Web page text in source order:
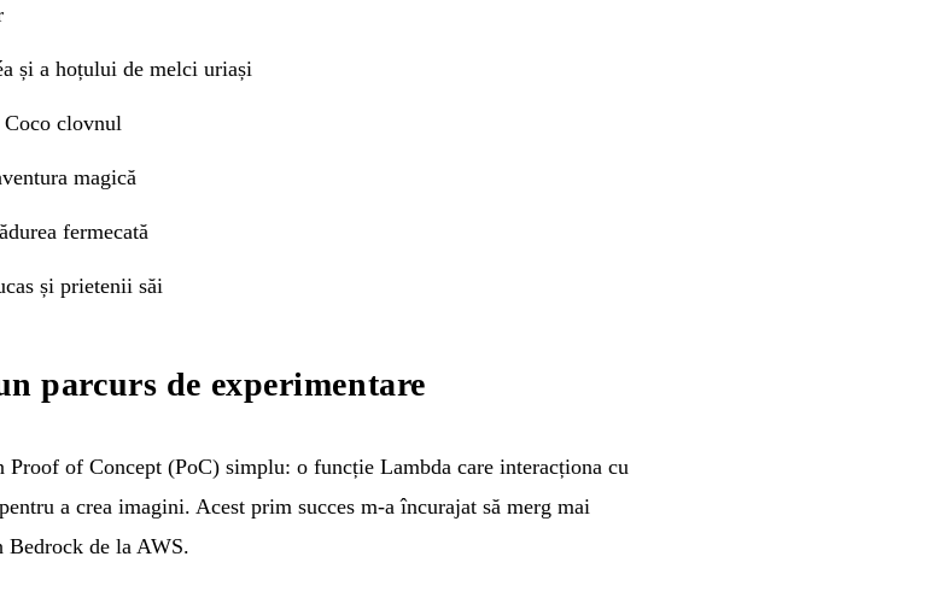
și a hoțului de melci uriași
clovnul
magică
fermecată
și prietenii săi
parcurs de experimentare
of Concept (PoC) simplu: o funcție Lambda care interacționa cu
a crea imagini. Acest prim succes m-a încurajat să merg mai
Bedrock de la AWS.